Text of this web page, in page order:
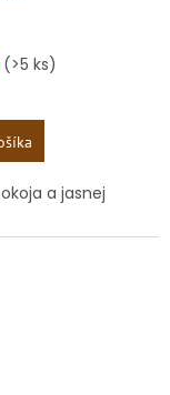
(>5 ks)
a jasnej